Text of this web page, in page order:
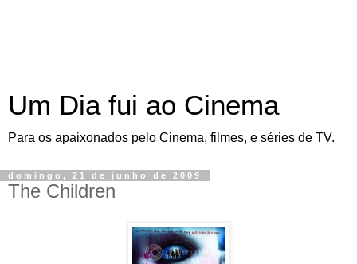
Um Dia fui ao Cinema
Para os apaixonados pelo Cinema, filmes, e séries de TV.
domingo, 21 de junho de 2009
The Children